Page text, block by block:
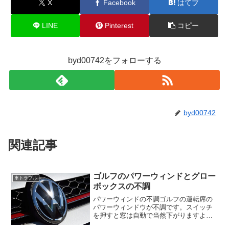
X Facebook はてブ
LINE Pinterest コピー
byd00742をフォローする
byd00742
関連記事
車トラブル
ゴルフのパワーウィンドとグロー
ボックスの不調
パワーウィンドの不調ゴルフの運転席の
パワーウィンドウが不調です。スイッチ
を押すと窓は自動で当然下がりますよ